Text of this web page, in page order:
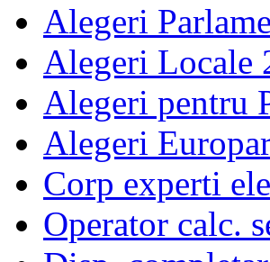
Alegeri
Alegeri Locale
Alegeri pentru
Alegeri
Corp experti
Operator calc.